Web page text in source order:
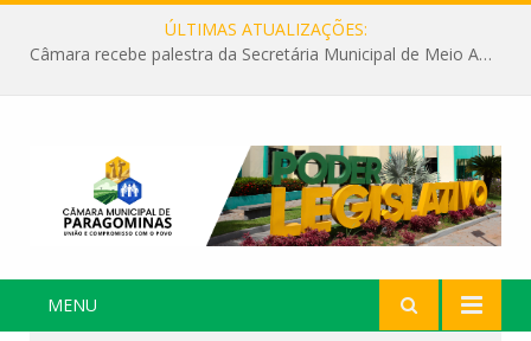
ÚLTIMAS ATUALIZAÇÕES:
Câmara recebe palestra da Secretária Municipal de Meio Ambiente sobre as ações da “SEMANA DO MEIO AMBIENTE”
MENU